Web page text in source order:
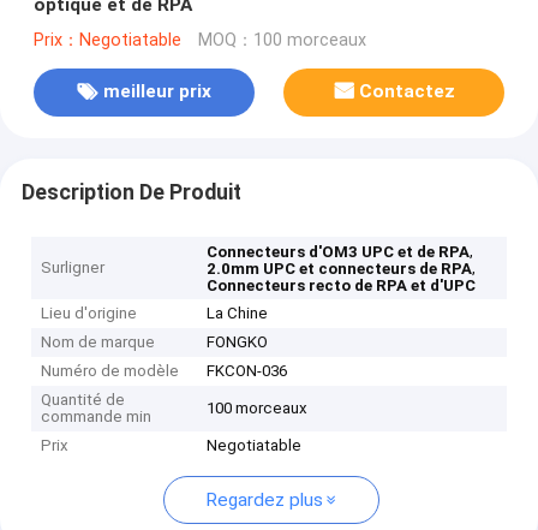
optique et de RPA
Prix：Negotiatable MOQ：100 morceaux
meilleur prix Contactez
Description De Produit
Surligner
Connecteurs d'OM3 UPC et de RPA,
2.0mm UPC et connecteurs de RPA,
Connecteurs recto de RPA et d'UPC
Lieu d'origine
La Chine
Nom de marque
FONGKO
Numéro de modèle
FKCON-036
Quantité de
commande min
100 morceaux
Prix Negotiatable
Regardez plus